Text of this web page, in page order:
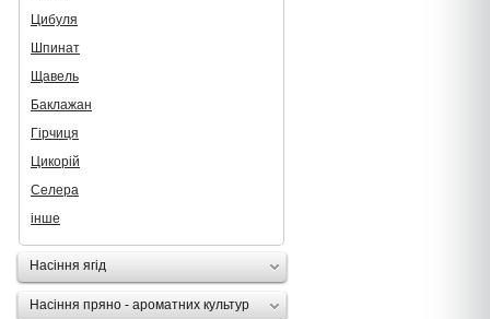
Цибуля
Шпинат
Щавель
Баклажан
Гірчиця
Цикорій
Селера
інше
Насіння ягід
Насіння пряно - ароматних культур